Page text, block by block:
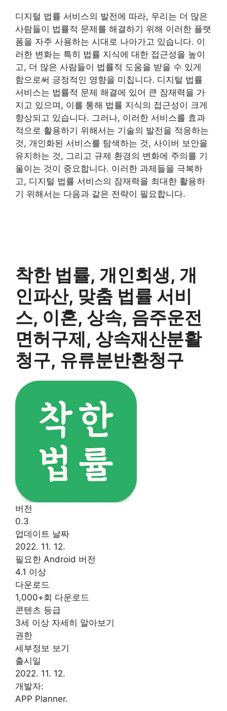
디지털 법률 서비스의 발전에 따라, 우리는 더 많은
사람들이 법률적 문제를 해결하기 위해 이러한 플랫
폼을 자주 사용하는 시대로 나아가고 있습니다. 이
러한 변화는 특히 법률 지식에 대한 접근성을 높이
고, 더 많은 사람들이 법률적 도움을 받을 수 있게
함으로써 긍정적인 영향을 미칩니다. 디지털 법률
서비스는 법률적 문제 해결에 있어 큰 잠재력을 가
지고 있으며, 이를 통해 법률 지식의 접근성이 크게
향상되고 있습니다. 그러나, 이러한 서비스를 효과
적으로 활용하기 위해서는 기술의 발전을 적응하는
것, 개인화된 서비스를 탐색하는 것, 사이버 보안을
유지하는 것, 그리고 규제 환경의 변화에 주의를 기
울이는 것이 중요합니다. 이러한 과제들을 극복하
고, 디지털 법률 서비스의 잠재력을 최대한 활용하
기 위해서는 다음과 같은 전략이 필요합니다.
착한 법률, 개인회생, 개
인파산, 맞춤 법률 서비
스, 이혼, 상속, 음주운전
면허구제, 상속재산분활
청구, 유류분반환청구
버전
0.3
업데이트 날짜
2022. 11. 12.
필요한 Android 버전
4.1 이상
다운로드
1,000+회 다운로드
콘텐츠 등급
3세 이상 자세히 알아보기
권한
세부정보 보기
출시일
2022. 11. 12.
개발자:
APP Planner.